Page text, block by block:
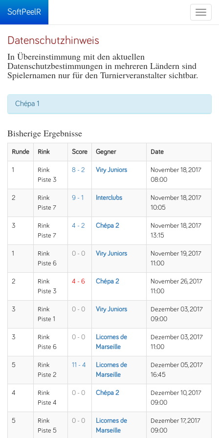
Toggle
SoftPeelR
Datenschutzhinweis
In Übereinstimmung mit den aktuellen
Datenschutzbestimmungen in mehreren Ländern sind
Spielernamen nur für den Turnierveranstalter sichtbar.
Chépa 1
Bisherige Ergebnisse
Runde Rink Score Gegner Date
1
Rink
Piste 3
8 - 2 Viry Juniors
November 18, 2017
08:00
2
Rink
Piste 7
9 - 1 Interclubs
November 18, 2017
10:05
3
Rink
Piste 7
4 - 2 Chépa 2
November 18, 2017
13:15
1
Rink
Piste 6
0 - 0 Viry Juniors
November 19, 2017
11:00
2
Rink
Piste 3
4 - 6 Chépa 2
November 26, 2017
11:00
3
Rink
Piste 1
0 - 0 Viry Juniors
Dezember 03, 2017
09:00
3
Rink
Piste 6
0 - 0
Licornes de
Marseille
Dezember 03, 2017
11:00
5
Rink
Piste 2
11 - 4
Licornes de
Marseille
Dezember 05, 2017
16:45
4
Rink
Piste 4
0 - 0 Chépa 2
Dezember 10, 2017
09:00
5
Rink
Piste 5
0 - 0
Licornes de
Marseille
Dezember 17, 2017
09:00